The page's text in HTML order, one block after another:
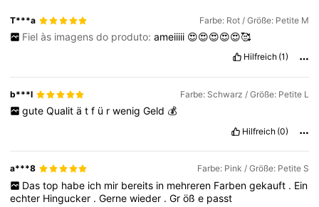
2.3M Follower
4,83 2.3M Follower
T***a Farbe: Rot / Größe: Petite M
Fiel às imagens do produto: ameiiiii 😍😍😍😍😍🥰
Hilfreich (1)
b***l Farbe: Schwarz / Größe: Petite L
gute Qualit ä t f ü r wenig Geld 💰
Hilfreich (0)
a***8 Farbe: Pink / Größe: Petite S
Das top habe ich mir bereits in mehreren Farben gekauft . Ein
echter Hingucker .Gernewieder .Größe passt